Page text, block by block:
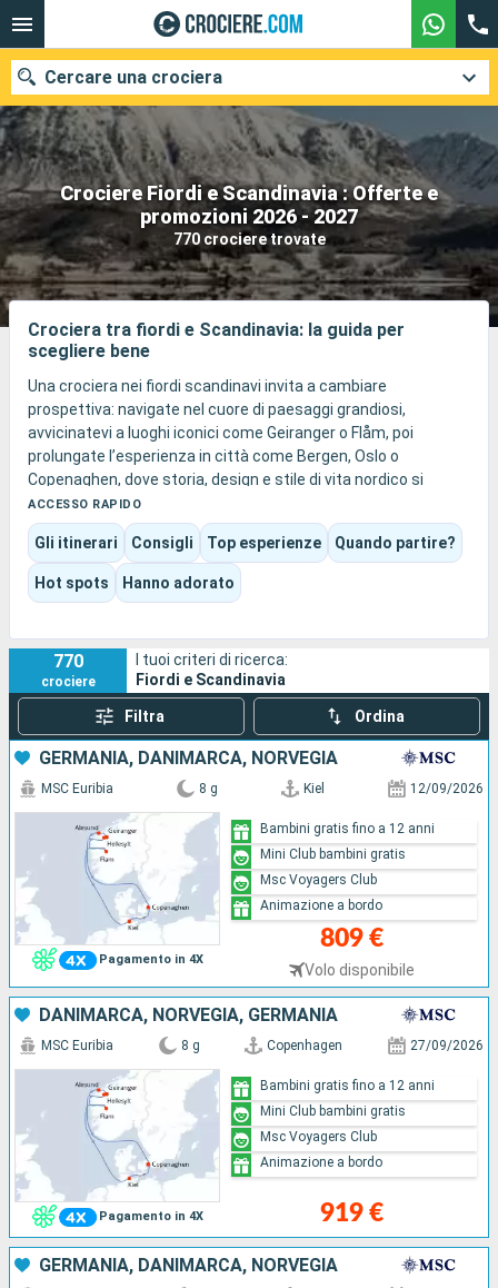
Crociere Fiordi e Scandinavia : Offerte e
promozioni 2026 - 2027
770 crociere trovate
Cercare una crociera
Le nostre destinazioni
Mesi di partenza
Porti Compagnie
Crociera tra fiordi e Scandinavia: la guida per
scegliere bene
Una crociera nei fiordi scandinavi invita a cambiare
prospettiva: navigate nel cuore di paesaggi grandiosi,
avvicinatevi a luoghi iconici come Geiranger o Flåm, poi
prolungate l’esperienza in città come Bergen, Oslo o
Copenaghen, dove storia, design e stile di vita nordico si
fondono.
Qui il viaggio alterna contemplazione, scoperte culturali e
piaceri della vita a bordo, su navi che possono privilegiare sia
l’esplorazione sia il comfort per le famiglie. Ogni itinerario crea
così un equilibrio unico tra natura incontaminata, atmosfera
ACCESSO RAPIDO
Gli itinerari Consigli Top esperienze Quando partire?
Hot spots Hanno adorato
770
crociere
I tuoi criteri di ricerca:
Fiordi e Scandinavia
Filtra Ordina
GERMANIA, DANIMARCA, NORVEGIA
Pagamento in 4X
MSC Euribia 8 g Kiel 12/09/2026
809 €
Volo disponibile
Bambini gratis fino a 12 anni
Mini Club bambini gratis
Msc Voyagers Club
Animazione a bordo
DANIMARCA, NORVEGIA, GERMANIA
Pagamento in 4X
MSC Euribia 8 g Copenhagen 27/09/2026
919 €
Bambini gratis fino a 12 anni
Mini Club bambini gratis
Msc Voyagers Club
Animazione a bordo
GERMANIA, DANIMARCA, NORVEGIA